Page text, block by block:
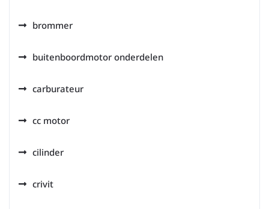
brommer
buitenboordmotor onderdelen
carburateur
cc motor
cilinder
crivit